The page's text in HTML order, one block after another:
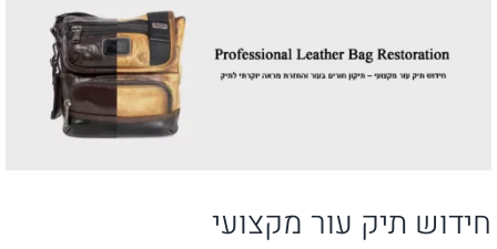
חידוש תיק עור מקצועי